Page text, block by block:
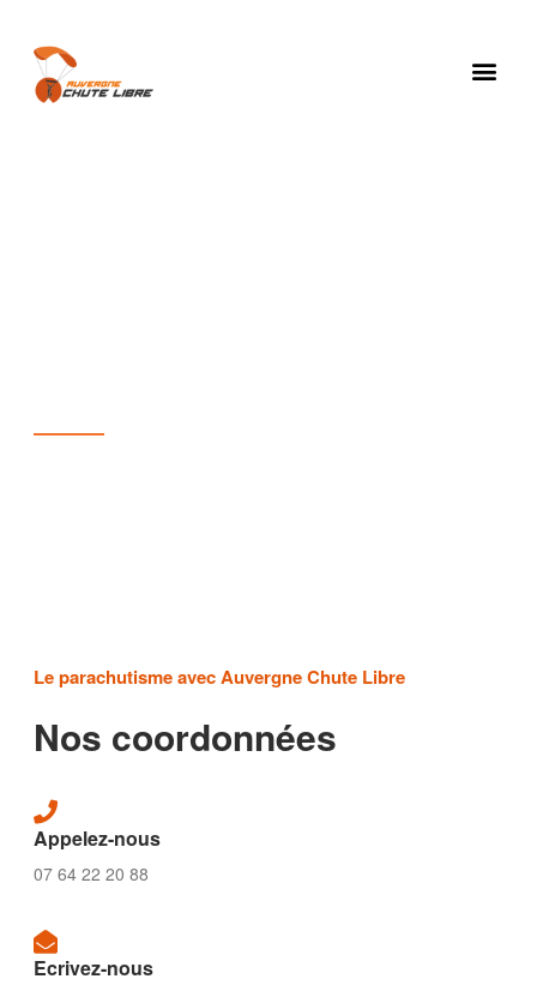
Le parachutisme avec Auvergne Chute Libre
Nos coordonnées
Appelez-nous
07 64 22 20 88
Ecrivez-nous